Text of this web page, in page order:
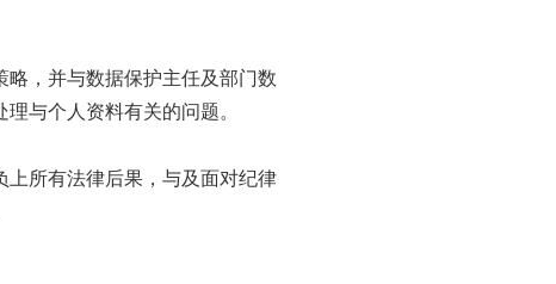
，并与数据保护主任及部门数
与个人资料有关的问题。
上所有法律后果，与及面对纪律